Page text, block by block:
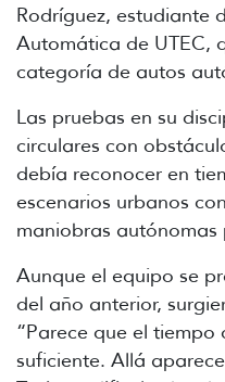
Rodríguez, estudiante
Automática de UTEC,
categoría de autos
Las pruebas en su
circulares con
debía reconocer en
escenarios urbanos
maniobras
Aunque el equipo se
del año anterior,
“Parece que el
suficiente. Allá